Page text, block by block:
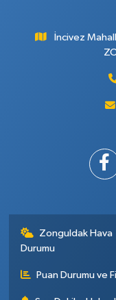
İncivez
Zonguldak Hava
Durumu
Puan Durumu ve